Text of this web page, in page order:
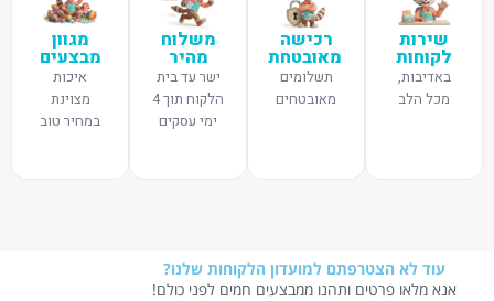
שירות
לקוחות
באדיבות,
מכל הלב
רכישה
מאובטחת
תשלומים
מאובטחים
משלוח
מהיר
ישר עד בית
הלקוח תוך 4
ימי עסקים
מגוון
מבצעים
איכות
מצוינת
במחיר טוב
עוד לא הצטרפתם למועדון הלקוחות שלנו?
אנא מלאו פרטים ותהנו ממבצעים חמים לפני כולם!